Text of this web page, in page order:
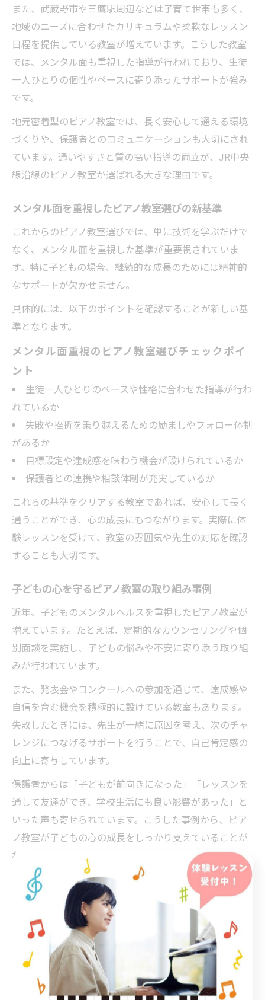
また、武蔵野市や三鷹駅周辺などは子育て世帯も多く、
地域のニーズに合わせたカリキュラムや柔軟なレッスン
日程を提供している教室が増えています。こうした教室
では、メンタル面も重視した指導が行われており、生徒
一人ひとりの個性やペースに寄り添ったサポートが強み
です。
地元密着型のピアノ教室では、長く安心して通える環境
づくりや、保護者とのコミュニケーションも大切にされ
ています。通いやすさと質の高い指導の両立が、JR中央
線沿線のピアノ教室が選ばれる大きな理由です。
メンタル面を重視したピアノ教室選びの新基準
これからのピアノ教室選びでは、単に技術を学ぶだけで
なく、メンタル面を重視した基準が重要視されていま
す。特に子どもの場合、継続的な成長のためには精神的
なサポートが欠かせません。
具体的には、以下のポイントを確認することが新しい基
準となります。
メンタル面重視のピアノ教室選びチェックポイ
ント
生徒一人ひとりのペースや性格に合わせた指導が行わ
れているか
失敗や挫折を乗り越えるための励ましやフォロー体制
があるか
目標設定や達成感を味わう機会が設けられているか
保護者との連携や相談体制が充実しているか
これらの基準をクリアする教室であれば、安心して長く
通うことができ、心の成長にもつながります。実際に体
験レッスンを受けて、教室の雰囲気や先生の対応を確認
することも大切です。
子どもの心を守るピアノ教室の取り組み事例
近年、子どものメンタルヘルスを重視したピアノ教室が
増えています。たとえば、定期的なカウンセリングや個
別面談を実施し、子どもの悩みや不安に寄り添う取り組
みが行われています。
また、発表会やコンクールへの参加を通じて、達成感や
自信を育む機会を積極的に設けている教室もあります。
失敗したときには、先生が一緒に原因を考え、次のチャ
レンジにつなげるサポートを行うことで、自己肯定感の
向上に寄与しています。
保護者からは「子どもが前向きになった」「レッスンを
通して友達ができ、学校生活にも良い影響があった」と
いった声も寄せられています。こうした事例から、ピア
ノ教室が子どもの心の成長をしっかり支えていることが
わかります。
安心して通えるピアノ教室の選び方を伝授
安心して長く通えるピアノ教室を選ぶためには、いくつ
かのポイントを押さえておくことが大切です。まず、教
室の立地やアクセスの良さは継続のしやすさに直結しま
す。JR中央線沿線なら、駅近の教室を選ぶことで通学や
送迎の負担が軽減されます。